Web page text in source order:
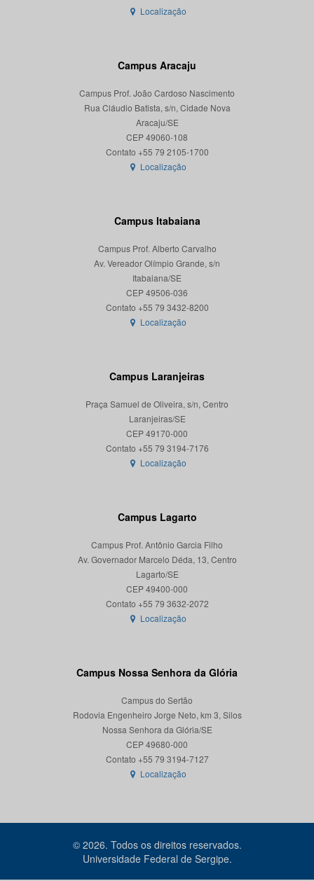
Localização
Campus Aracaju
Campus Prof. João Cardoso Nascimento
Rua Cláudio Batista, s/n, Cidade Nova
Aracaju/SE
CEP 49060-108
Localização
Campus Itabaiana
Campus Prof. Alberto Carvalho
Av. Vereador Olímpio Grande, s/n
Itabaiana/SE
CEP 49506-036
Localização
Campus Laranjeiras
Praça Samuel de Oliveira, s/n, Centro
Laranjeiras/SE
CEP 49170-000
Localização
Campus Lagarto
Campus Prof. Antônio Garcia Filho
Av. Governador Marcelo Déda, 13, Centro
Lagarto/SE
CEP 49400-000
Localização
Campus Nossa Senhora da Glória
Campus do Sertão
Rodovia Engenheiro Jorge Neto, km 3, Silos
Nossa Senhora da Glória/SE
CEP 49680-000
Contato +55 79 3194-7127
Localização
© 2026. Todos os direitos reservados.
Universidade Federal de Sergipe.